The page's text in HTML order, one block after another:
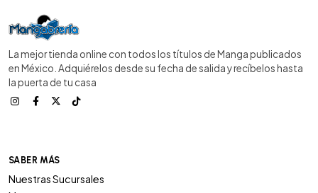
La mejor tienda online con todos los títulos de Manga publicados
en México. Adquiérelos desde su fecha de salida y recíbelos hasta
la puerta de tu casa
SABER MÁS
Nuestras Sucursales